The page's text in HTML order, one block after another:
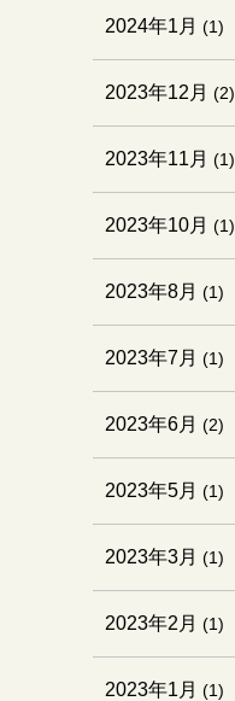
2024年1月 (1)
2023年12月 (2)
2023年11月 (1)
2023年10月 (1)
2023年8月 (1)
2023年7月 (1)
2023年6月 (2)
2023年5月 (1)
2023年3月 (1)
2023年2月 (1)
2023年1月 (1)